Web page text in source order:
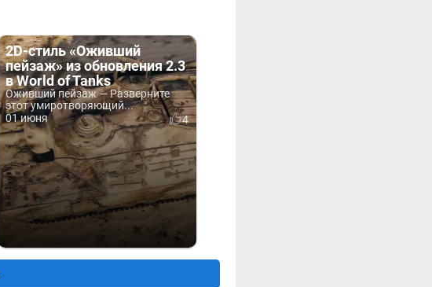
2D-стиль «Оживший
пейзаж» из обновления 2.3
в World of Tanks
Оживший пейзаж — Разверните
этот умиротворяющий...
01 июня
4